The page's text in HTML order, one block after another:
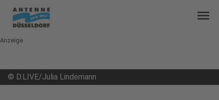
menu
Anzeige
© D.LIVE/Julia Lindemann